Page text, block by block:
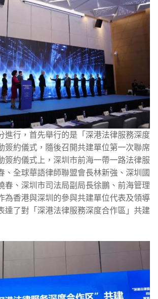
進行，首先舉行的是「深港法律服務深度
簽約儀式，隨後召開共建單位第一次聯席
簽約儀式上，深圳市前海一帶一路法律服
、全球華語律師聯盟會長林新強、深圳國
春、深圳市司法局副局長徐鵬、前海管理
為香港與深圳的參與共建單位代表及領導
達了對「深港法律服務深度合作區」共建